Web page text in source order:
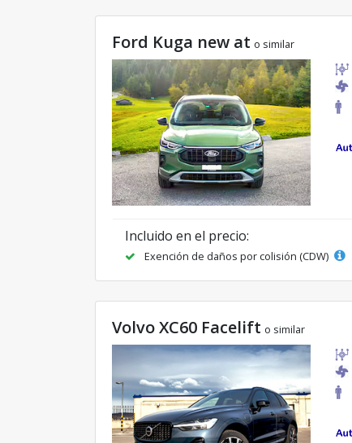
Ford Kuga new at o similar
Incluido en el precio:
Exención de daños por colisión (CDW)
Volvo XC60 Facelift o similar